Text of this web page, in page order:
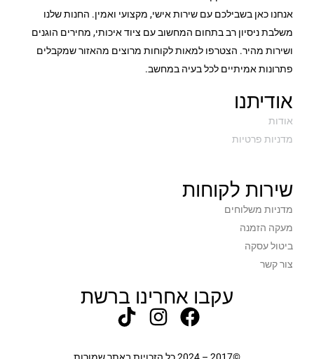
אנחנו כאן בשבילכם עם שירות אישי, מקצועי ואמין. החנות שלנו
משלבת ניסיון רב בתחום המחשוב עם ציוד איכותי, מחירים הוגנים
ושירות מהיר. הצטרפו למאות לקוחות מרוצים מהאזור שמקבלים
פתרונות אמיתיים לכל בעיה במחשב.
אודיתנו
אודות
מדניות פרטיות
שירות לקוחות
מדניות משלוחים
מעקה הזמנה
ביטול עסקה
צור קשר
עקבו אחרינו ברשת